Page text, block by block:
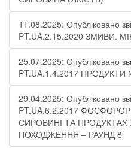
11.08.2025: Опубліковано
PT.UA.2.15.2020 ЗМИВИ.
25.07.2025: Опубліковано
PT.UA.1.4.2017
29.04.2025: Опубліковано
PT.UA.6.2.2017
СИРОВИНІ ТА
ПОХОДЖЕННЯ – РАУНД 8